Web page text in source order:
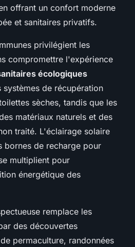
offrant un confort moderne
et sanitaires privatifs.
privilégient les
compromettre l'expérience
écologiques
de récupération
sèches, tandis que les
matériaux naturels et des
traité. L'éclairage solaire
bornes de recharge pour
multiplient pour
énergétique des
remplace les
des découvertes
permaculture, randonnées